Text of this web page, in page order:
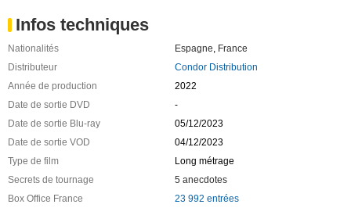
Infos techniques
Nationalités Espagne, France
Distributeur
Condor Distribution
Année de production
2022
Date de sortie DVD
-
Date de sortie Blu-ray
05/12/2023
Date de sortie VOD
04/12/2023
Type de film
Long métrage
Secrets de tournage
5 anecdotes
Box Office France
23 992 entrées